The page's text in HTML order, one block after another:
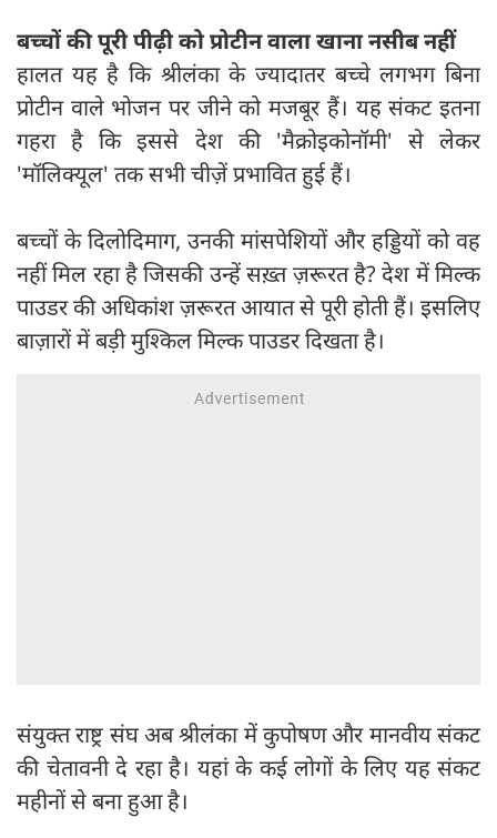
बच्चों की पूरी पीढ़ी को प्रोटीन वाला खाना नसीब नहीं
हालत यह है कि श्रीलंका के ज्यादातर बच्चे लगभग बिना
प्रोटीन वाले भोजन पर जीने को मजबूर हैं। यह संकट इतना
गहरा है कि इससे देश की 'मैक्रोइकोनॉमी' से लेकर
'मॉलिक्यूल' तक सभी चीज़ें प्रभावित हुई हैं।
बच्चों के दिलोदिमाग, उनकी मांसपेशियों और हड्डियों को वह
नहीं मिल रहा है जिसकी उन्हें सख़्त ज़रूरत है? देश में मिल्क
पाउडर की अधिकांश ज़रूरत आयात से पूरी होती हैं। इसलिए
बाज़ारों में बड़ी मुश्किल मिल्क पाउडर दिखता है।
संयुक्त राष्ट्र संघ अब श्रीलंका में कुपोषण और मानवीय संकट
की चेतावनी दे रहा है। यहां के कई लोगों के लिए यह संकट
महीनों से बना हुआ है।